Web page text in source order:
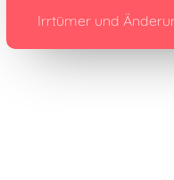
Irrtümer und